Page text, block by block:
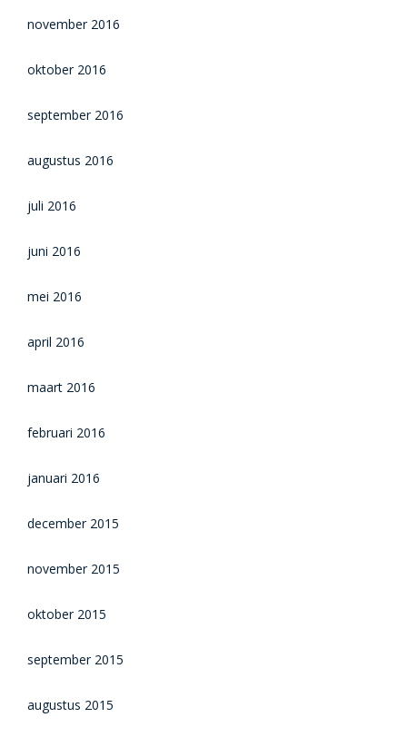
november 2016
oktober 2016
september 2016
augustus 2016
juli 2016
juni 2016
mei 2016
april 2016
maart 2016
februari 2016
januari 2016
december 2015
november 2015
oktober 2015
september 2015
augustus 2015